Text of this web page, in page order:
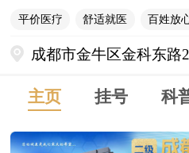
平价医疗 舒适就医 百姓放
成都市金牛区金科东路
主页 挂号 科